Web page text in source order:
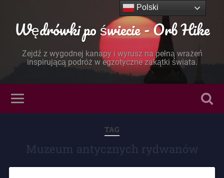
Wędrówki po świecie - Orb Hike
Zejdź z wygodnej kanapy i wyrusz na pełną wrażeń
inspirującą podróż w egzotyczne zakątki świata.
TAG
Muzeum antycznych rydwanów
Polski